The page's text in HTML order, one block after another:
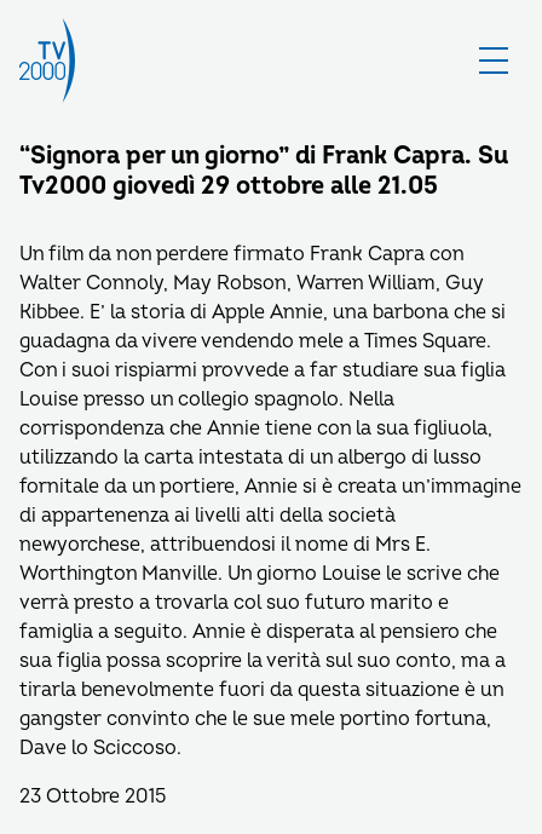
“Signora per un giorno” di Frank Capra. Su
Tv2000 giovedì 29 ottobre alle 21.05
Un film da non perdere firmato Frank Capra con
Walter Connoly, May Robson, Warren William, Guy
Kibbee. E’ la storia di Apple Annie, una barbona che si
guadagna da vivere vendendo mele a Times Square.
Con i suoi rispiarmi provvede a far studiare sua figlia
Louise presso un collegio spagnolo. Nella
corrispondenza che Annie tiene con la sua figliuola,
utilizzando la carta intestata di un albergo di lusso
fornitale da un portiere, Annie si è creata un’immagine
di appartenenza ai livelli alti della società
newyorchese, attribuendosi il nome di Mrs E.
Worthington Manville. Un giorno Louise le scrive che
verrà presto a trovarla col suo futuro marito e
famiglia a seguito. Annie è disperata al pensiero che
sua figlia possa scoprire la verità sul suo conto, ma a
tirarla benevolmente fuori da questa situazione è un
gangster convinto che le sue mele portino fortuna,
Dave lo Sciccoso.
23 Ottobre 2015